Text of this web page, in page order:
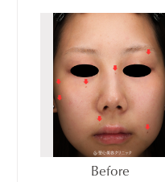
Before